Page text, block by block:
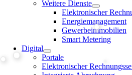
Weitere Dienste
Elektronischer
Energiemanagement
Gewerbeimmobilien
Smart Metering
Digital
Portale
Elektronischer